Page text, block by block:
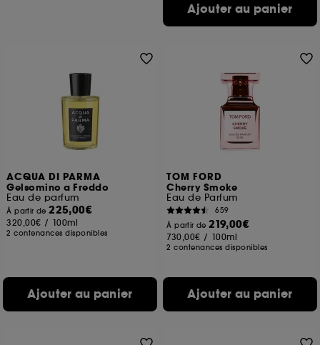
Ajouter au panier
ACQUA DI PARMA
Gelsomino a Freddo
Eau de parfum
À partir de225,00€
320,00€ / 100ml
2 contenances disponibles
Ajouter au panier
TOM FORD
Cherry Smoke
Eau de Parfum
659
À partir de219,00€
730,00€ / 100ml
2 contenances disponibles
Ajouter au panier